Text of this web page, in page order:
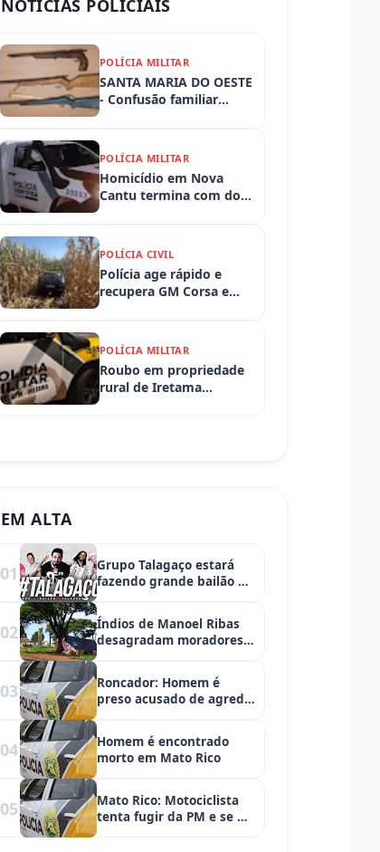
NOTÍCIAS POLICIAIS
POLÍCIA MILITAR
SANTA MARIA DO OESTE
- Confusão familiar
termina com prisão por
volante e armas
apreendidas
POLÍCIA MILITAR
Homicídio em Nova
Cantu termina com dois
presos em flagrante
POLÍCIA CIVIL
Polícia age rápido e
recupera GM Corsa e
Toyota Hilux levados de
Iretama (PR)
POLÍCIA MILITAR
Roubo em propriedade
rural de Iretama
mobiliza equipes
EM ALTA
01
Grupo Talagaço estará
fazendo grande bailão na
Chácara Alquimia
02
Índios de Manoel Ribas
desagradam moradores
em Campo Mourão
03
Roncador: Homem é
preso acusado de agredir
esposa
04
Homem é encontrado
morto em Mato Rico
05
Mato Rico: Motociclista
tenta fugir da PM e se dá
mal